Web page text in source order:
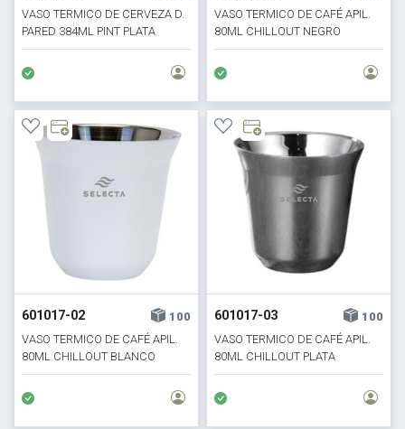
VASO TERMICO DE CERVEZA D.
PARED 384ML PINT PLATA
VASO TERMICO DE CAFÉ APIL.
80ML CHILLOUT NEGRO
601017-02
100
VASO TERMICO DE CAFÉ APIL.
80ML CHILLOUT BLANCO
601017-03
100
VASO TERMICO DE CAFÉ APIL.
80ML CHILLOUT PLATA